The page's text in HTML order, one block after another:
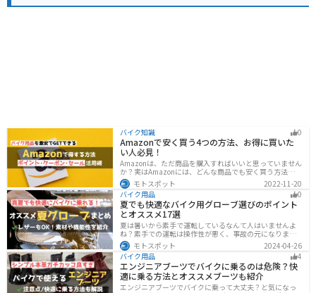
バイク知識 0
Amazonで安く買う4つの方法、お得に買いた
い人必見！
Amazonは、ただ商品を購入すればいいと思っていません
か？実はAmazonには、どんな商品でも安く買う方法が存
在します。この記事では、Amazonでお得に買う方法を4
つ紹介します！Amazonギフト券をやAmazonポイント、
Amazonプライム、タイムセールを活用して安くお得に買
いましょう。
モトスポット
2022-11-20
バイク用品
0
夏でも快適なバイク用グローブ選びのポイント
とオススメ17選
夏は暑いから素手で運転しているなんて人はいませんよ
ね？素手での運転は操作性が悪く、事故の元になりま
す。直射日光が当たり日焼けで余計に暑くなります。夏に
は夏用グローブを使うことで、素手より涼しく快適にバ
イクに乗ることができるので是非使いましょう。
モトスポット
2024-04-26
バイク用品
4
エンジニアブーツでバイクに乗るのは危険？快
適に乗る方法とオススメブーツも紹介
エンジニアブーツでバイクに乗って大丈夫？と気になっ